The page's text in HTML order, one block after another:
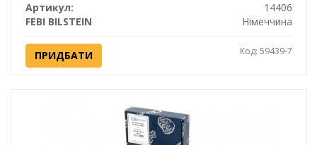
Артикул:
14406
FEBI BILSTEIN
Німеччина
ПРИДБАТИ Код: 59439-7